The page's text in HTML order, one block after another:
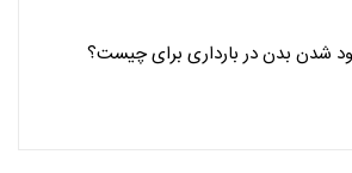
شدن بدن در بارداری برای چیست؟